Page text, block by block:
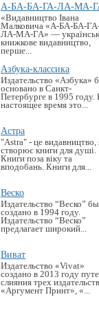
А-БА-БА-ГА-ЛА-МА-
«Видавництво Івана
Малковича «А-БА-БА-
ЛА-МА-ГА» —
книжкове видавництво,
перше...
Азбука-классика
Издательство «Азбука»
основано в Санкт-
Петербурге в 1995 году.
настоящее время это...
Астра
"Astra" - це видавництво,
створює книги для душі.
Книги поза віку та
вподобань. Книги для...
Веско
Издательство “Веско”
создано в 1994 году.
Издательство “Веско”
предлагает широкий...
Виват
Издательство «Vivat»
создано в 2013 году
слияния трех
«Аргумент Принт», «...